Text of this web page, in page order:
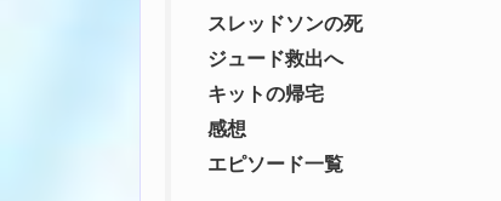
スレッドソンの死
ジュード救出へ
キットの帰宅
感想
エピソード一覧